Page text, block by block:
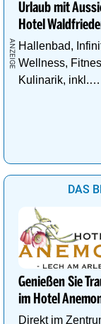
Urlaub mit
Hotel
Hallenbad,
Wellness,
Kulinarik, inkl.
DAS
Genießen Sie
im Hotel
Direkt im